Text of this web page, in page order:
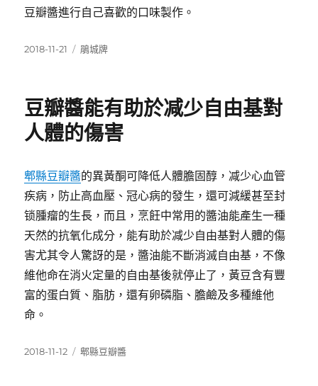
豆瓣醬進行自己喜歡的口味製作。
發
2018-11-21
分
鵑城牌
豆瓣醬能有助於减少自由基對
人體的傷害
郫縣豆瓣醬的異黃酮可降低人體膽固醇，减少心血管
疾病，防止高血壓、冠心病的發生，還可減緩甚至封
锁腫瘤的生長，而且，烹飪中常用的醬油能產生一種
天然的抗氧化成分，能有助於减少自由基對人體的傷
害尤其令人驚訝的是，醬油能不斷消滅自由基，不像
維他命在消火定量的自由基後就停止了，黃豆含有豐
富的蛋白質、脂肪，還有卵磷脂、膽鹼及多種維他
命。
發
2018-11-12
分
郫縣豆瓣醬